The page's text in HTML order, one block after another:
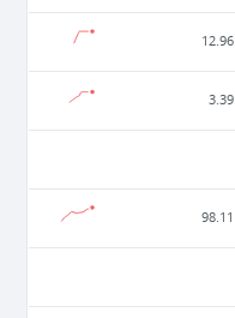
12.96
3.39
98.11